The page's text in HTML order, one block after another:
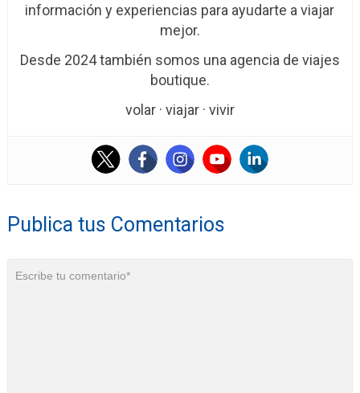
información y experiencias para ayudarte a viajar
mejor.
Desde 2024 también somos una agencia de viajes
boutique.
volar · viajar · vivir
Publica tus Comentarios